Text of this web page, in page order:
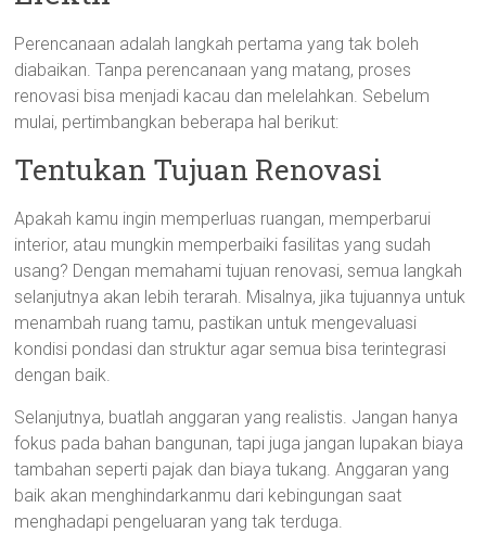
Perencanaan adalah langkah pertama yang tak boleh
diabaikan. Tanpa perencanaan yang matang, proses
renovasi bisa menjadi kacau dan melelahkan. Sebelum
mulai, pertimbangkan beberapa hal berikut:
Tentukan Tujuan Renovasi
Apakah kamu ingin memperluas ruangan, memperbarui
interior, atau mungkin memperbaiki fasilitas yang sudah
usang? Dengan memahami tujuan renovasi, semua langkah
selanjutnya akan lebih terarah. Misalnya, jika tujuannya untuk
menambah ruang tamu, pastikan untuk mengevaluasi
kondisi pondasi dan struktur agar semua bisa terintegrasi
dengan baik.
Selanjutnya, buatlah anggaran yang realistis. Jangan hanya
fokus pada bahan bangunan, tapi juga jangan lupakan biaya
tambahan seperti pajak dan biaya tukang. Anggaran yang
baik akan menghindarkanmu dari kebingungan saat
menghadapi pengeluaran yang tak terduga.